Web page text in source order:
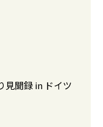
見聞録 in ドイツ